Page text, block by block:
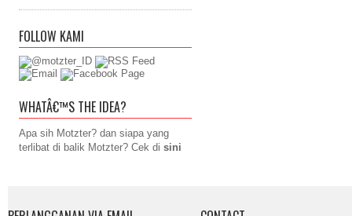
FOLLOW KAMI
WHATÂ€™S THE IDEA?
Apa sih Motzter? dan siapa yang
terlibat di balik Motzter? Cek di sini